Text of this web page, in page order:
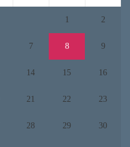
1 2
7 8 9
14 15 16
21 22 23
28 29 30